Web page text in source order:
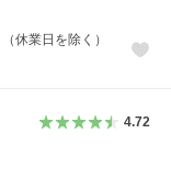
休業日を除く）
4.72